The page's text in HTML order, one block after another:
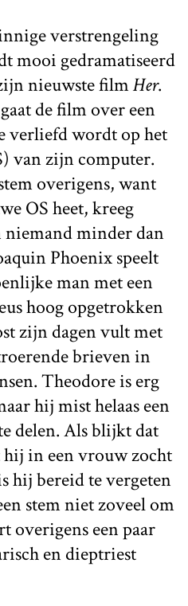
verstrengeling
mooi gedramatiseerd
nieuwste filmHer.
de film over een
verliefd wordt op het
van zijn computer.
overigens, want
OS heet, kreeg
niemand minder dan
Phoenix speelt
man met een
hoog opgetrokken
zijn dagen vult met
brieven in
Theodore is erg
hij mist helaas een
delen. Als blijkt dat
hij in een vrouw zocht
hij bereid te vergeten
stem niet zoveel om
overigens een paar
en dieptriest